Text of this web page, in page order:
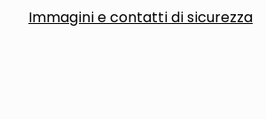
Immagini e contatti di sicurezza